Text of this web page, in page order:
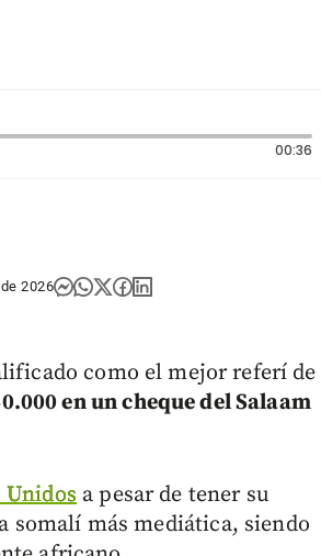
00:36
2026
como el mejor referí de
en un cheque del Salaam
Unidosa pesar de tener su
somalí más mediática, siendo